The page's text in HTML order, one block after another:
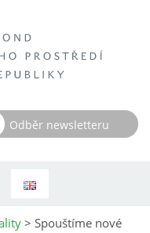
Odběr newsletteru
> Spouštíme nové